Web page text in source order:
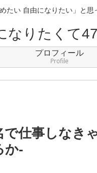
めたい 自由になりたい」と
なりたくて
プロフィール
Profile
仕事しなき
か-